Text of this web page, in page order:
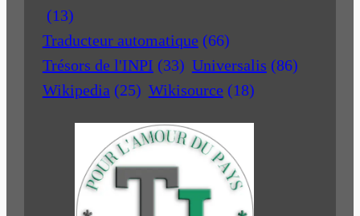
(13)
Traducteur automatique (66)
Trésors de l'INPI (33) Universalis (86)
Wikipedia (25) Wikisource (18)